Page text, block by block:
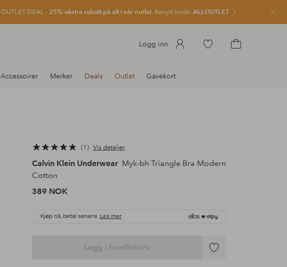
OUTLET DEAL - 25% ekstra rabatt på alt i vår outlet. Benytt kode: ALLOUTLET Lukk
Logg inn
Gå
Accessoirer Merker Deals Outlet Gavekort
1
Vis detaljer
Calvin Klein Underwear Myk-bh Triangle Bra Modern
Cotton
389 NOK
Kjøp nå, betal senere. Les mer
Legg i handlekurv
Legg